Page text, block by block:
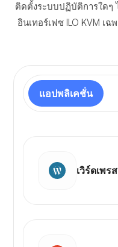
ติดตั้งระบบปฏิบัติการใดๆ
อินเทอร์เฟซ ILO KVM เฉ
แอปพลิเคชั่น
เวิร์ดเพรส